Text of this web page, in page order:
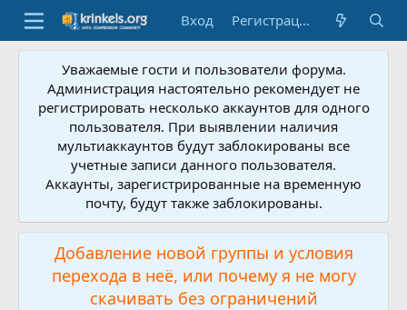
Вход Регистрация
Уважаемые гости и пользователи форума.
Администрация настоятельно рекомендует не
регистрировать несколько аккаунтов для одного
пользователя. При выявлении наличия
мультиаккаунтов будут заблокированы все
учетные записи данного пользователя.
Аккаунты, зарегистрированные на временную
почту, будут также заблокированы.
Добавление новой группы и условия
перехода в неё, или почему я не могу
скачивать без ограничений